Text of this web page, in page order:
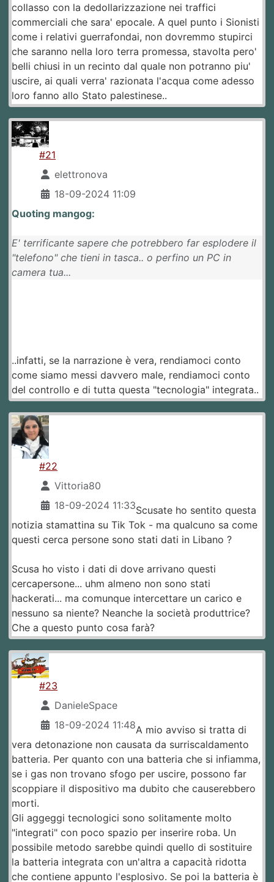
collasso con la dedollarizzazione nei traffici
commerciali che sara' epocale. A quel punto i Sionisti
come i relativi guerrafondai, non dovremmo stupirci
che saranno nella loro terra promessa, stavolta pero'
belli chiusi in un recinto dal quale non potranno piu'
uscire, ai quali verra' razionata l'acqua come adesso
loro fanno allo Stato palestinese..
#21
elettronova
18-09-2024 11:09
Quoting mangog:
E' terrificante sapere che potrebbero far esplodere il
"telefono" che tieni in tasca.. o perfino un PC in
camera tua...
..infatti, se la narrazione è vera, rendiamoci conto
come siamo messi davvero male, rendiamoci conto
del controllo e di tutta questa "tecnologia" integrata..
#22
Vittoria80
18-09-2024 11:33Scusate ho sentito questa
notizia stamattina su Tik Tok - ma qualcuno sa come
questi cerca persone sono stati dati in Libano ?
Scusa ho visto i dati di dove arrivano questi
cercapersone... uhm almeno non sono stati
hackerati... ma comunque intercettare un carico e
nessuno sa niente? Neanche la società produttrice?
Che a questo punto cosa farà?
#23
DanieleSpace
18-09-2024 11:48A mio avviso si tratta di
vera detonazione non causata da surriscaldamento
batteria. Per quanto con una batteria che si infiamma,
se i gas non trovano sfogo per uscire, possono far
scoppiare il dispositivo ma dubito che causerebbero
morti.
Gli aggeggi tecnologici sono solitamente molto
"integrati" con poco spazio per inserire roba. Un
possibile metodo sarebbe quindi quello di sostituire
la batteria integrata con un'altra a capacità ridotta
che contiene appunto l'esplosivo. Se poi la batteria è